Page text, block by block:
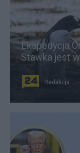
Ekspedycja
Stawka jest
Redakcja